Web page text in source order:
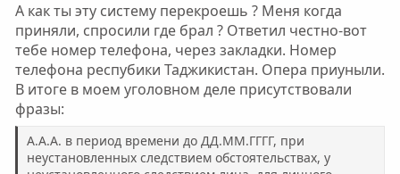
А как ты эту систему перекроешь ? Меня когда
приняли, спросили где брал ? Ответил честно-вот
тебе номер телефона, через закладки. Номер
телефона респубики Таджикистан. Опера приуныли.
В итоге в моем уголовном деле присутствовали
фразы:
А.А.А. в период времени до ДД.ММ.ГГГГ, при
неустановленных следствием обстоятельствах, у